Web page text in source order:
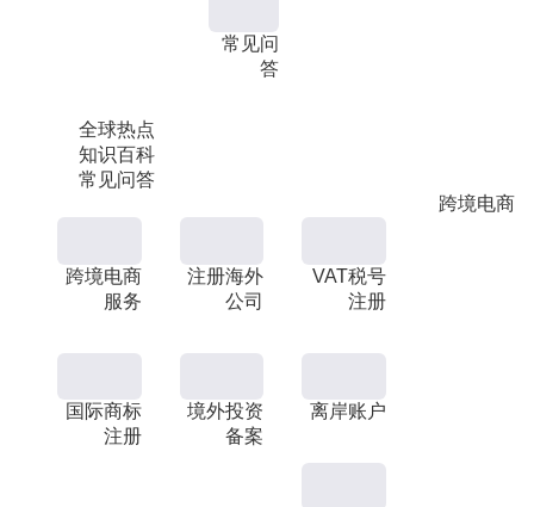
全球热点
知识百科
常见问答
常见问
答
跨境电商
跨境电商
服务
注册海外
公司
VAT税号
注册
国际商标
注册
境外投资
备案
离岸账户